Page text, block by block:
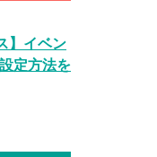
】イベン
定方法を